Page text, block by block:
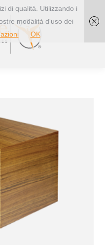
di qualità. Utilizzando i
modalità d'uso dei
OK